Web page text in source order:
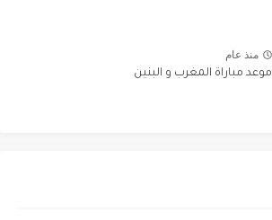
منذ عام
موعد مباراة المغرب و البنين